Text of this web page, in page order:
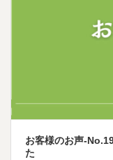
お客様のお声-
た